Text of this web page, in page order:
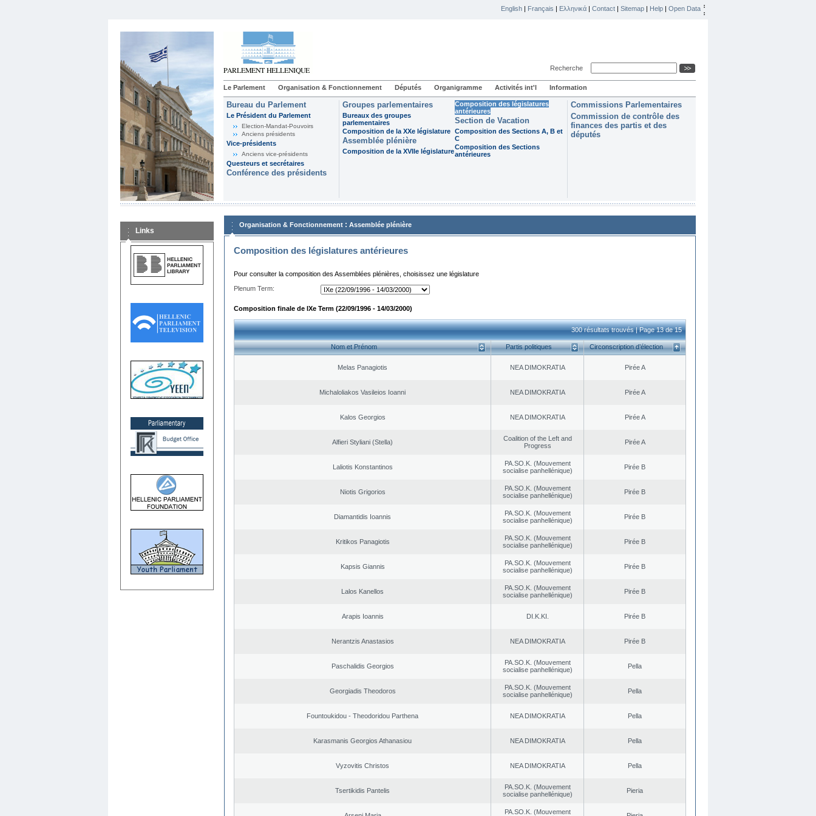
English | Français | Ελληνικά | Contact | Sitemap | Help | Open Data
Recherche
Le Parlement Organisation & Fonctionnement Députés Organigramme Activités int'l Information
Bureau du Parlement
Le Président du Parlement
Election-Mandat-Pouvoirs
Anciens présidents
Vice-présidents
Anciens vice-présidents
Questeurs et secrétaires
Conférence des présidents
Groupes parlementaires
Bureaux des groupes
parlementaires
Composition de la XXe législature
Assemblée plénière
Composition de la XVIIe législature
Composition des législatures
antérieures
Section de Vacation
Composition des Sections A, B et
C
Composition des Sections
antérieures
Commissions Parlementaires
Commission de contrôle des
finances des partis et des
députés
Links
Organisation & Fonctionnement : Assemblée plénière
Composition des législatures antérieures
Pour consulter la composition des Assemblées plénières, choisissez une législature
Plenum Term:
Composition finale de IXe Term (22/09/1996 - 14/03/2000)
300 résultats trouvés | Page 13 de 15
Nom et Prénom Partis politiques Circonscription d’élection
Melas Panagiotis NEA DΙMOKRATIA Pirée A
Michaloliakos Vasileios Ioanni NEA DΙMOKRATIA Pirée A
Kalos Georgios NEA DΙMOKRATIA Pirée A
Alfieri Styliani (Stella)
Coalition of the Left and
Progress
Pirée A
Laliotis Konstantinos
PA.SO.K. (Mouvement
socialise panhellénique)
Pirée B
Niotis Grigorios
PA.SO.K. (Mouvement
socialise panhellénique)
Pirée B
Diamantidis Ioannis
PA.SO.K. (Mouvement
socialise panhellénique)
Pirée B
Kritikos Panagiotis
PA.SO.K. (Mouvement
socialise panhellénique)
Pirée B
Kapsis Giannis
PA.SO.K. (Mouvement
socialise panhellénique)
Pirée B
Lalos Kanellos
PA.SO.K. (Mouvement
socialise panhellénique)
Pirée B
Arapis Ioannis DI.K.KI. Pirée B
Nerantzis Anastasios NEA DΙMOKRATIA Pirée B
Paschalidis Georgios
PA.SO.K. (Mouvement
socialise panhellénique)
Pella
Georgiadis Theodoros
PA.SO.K. (Mouvement
socialise panhellénique)
Pella
Fountoukidou - Theodoridou Parthena NEA DΙMOKRATIA Pella
Karasmanis Georgios Athanasiou NEA DΙMOKRATIA Pella
Vyzovitis Christos NEA DΙMOKRATIA Pella
Tsertikidis Pantelis
PA.SO.K. (Mouvement
socialise panhellénique)
Pieria
PA.SO.K. (Mouvement